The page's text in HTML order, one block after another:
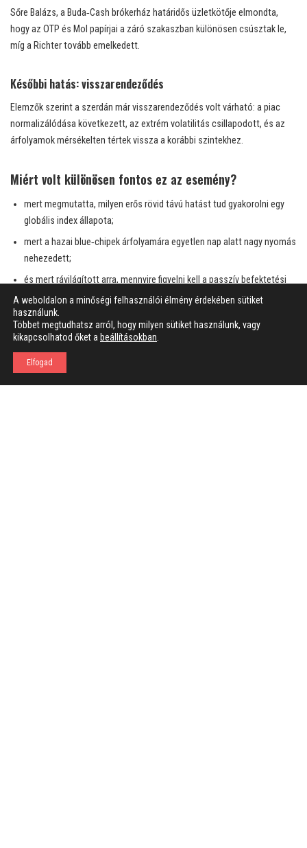
Sőre Balázs, a Buda‑Cash brókerház határidős üzletkötője elmondta,
hogy az OTP és Mol papírjai a záró szakaszban különösen csúsztak le,
míg a Richter tovább emelkedett.
Későbbi hatás: visszarendeződés
Elemzők szerint a szerdán már visszarendeződés volt várható: a piac
normalizálódása következett, az extrém volatilitás csillapodott, és az
árfolyamok mérsékelten tértek vissza a korábbi szintekhez.
Miért volt különösen fontos ez az esemény?
mert megmutatta, milyen erős rövid távú hatást tud gyakorolni egy
globális index állapota;
mert a hazai blue‑chipek árfolyamára egyetlen nap alatt nagy nyomás
nehezedett;
és mert rávilágított arra, mennyire figyelni kell a passzív befektetési
rendszerek viselkedésére is – nem csak a fundamentális hírekre.
A nap főbb tanulságai
Aktív index-kezelés hatása
önmagában is jelentős ármozgásokat indíthat el.
A weboldalon a minőségi felhasználói élmény érdekében sütiket
használunk.
Többet megtudhatsz arról, hogy milyen sütiket használunk, vagy
kikapcsolhatod őket a beállításokban
Elfogad